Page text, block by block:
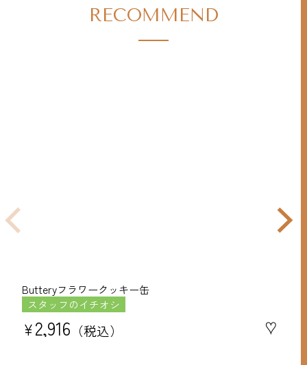
RECOMMEND
Butteryフラワークッキー缶
スタッフのイチオシ
¥2,916 税込 ♥